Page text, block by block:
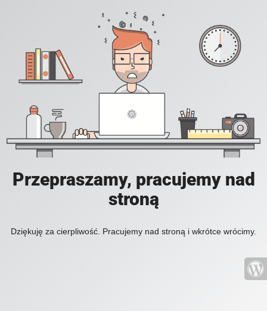
Przepraszamy, pracujemy nad
stroną
Dziękuję za cierpliwość. Pracujemy nad stroną i wkrótce wrócimy.